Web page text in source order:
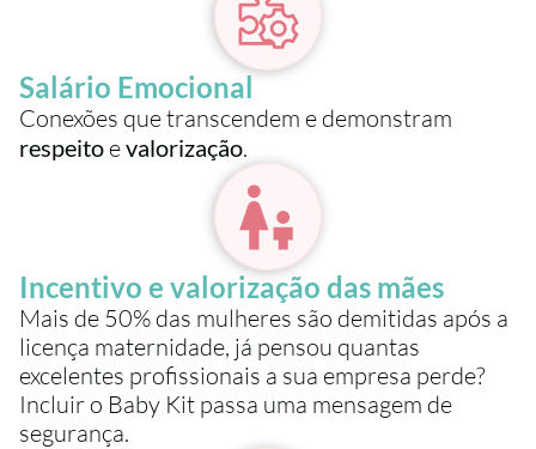
Salário Emocional
respeito e valorização.
Incentivo e valorização das mães
Mais de 50% das mulheres são demitidas após a
licença maternidade, já pensou quantas
excelentes profissionais a sua empresa perde?
Incluir o Baby Kit passa uma mensagem de
segurança.